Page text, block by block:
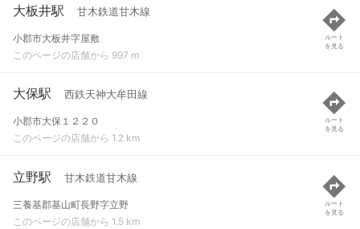
大板井駅 甘木鉄道甘木線
小郡市大板井字屋敷
このページの店舗から 997 m
ルート
を見る
大保駅 西鉄天神大牟田線
小郡市大保１２２０
このページの店舗から 1.2 km
ルート
を見る
立野駅 甘木鉄道甘木線
三養基郡基山町長野字立野
このページの店舗から 1.5 km
ルート
を見る